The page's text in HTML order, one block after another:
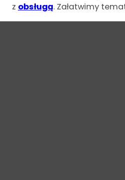
z obsługą. Załatwimy